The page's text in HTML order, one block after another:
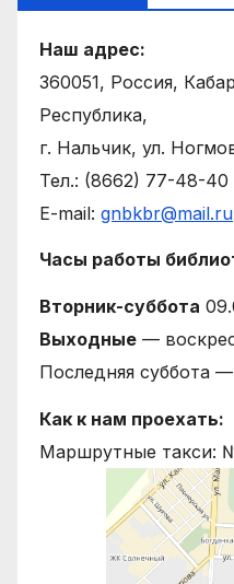
Наш адрес:
360051, Россия,
Республика,
г. Нальчик, ул.
Тел.: (8662) 77-48-40
E-mail: gnbkbr@mail.ru
Часы работы
Вторник-суббота
Выходные —
Последняя суббота
Как к нам проехать:
Маршрутные такси: